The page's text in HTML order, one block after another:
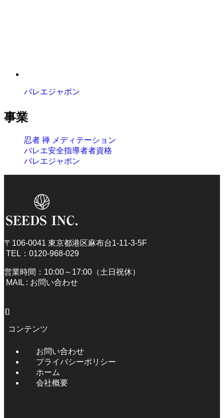
バレエジャポン
事業
忍者 禅 メディテーション
バレエ安全指導者者資格
バレエジャポン
〒106-0041 東京都港区麻布台1-11-3-5F
TEL： 0120-968-029
営業時間：10:00～17:00（土日祝休）
MAIL : お問い合わせ
コンテンツ
お問い合わせ
プライバシーポリシー
ホーム
会社概要